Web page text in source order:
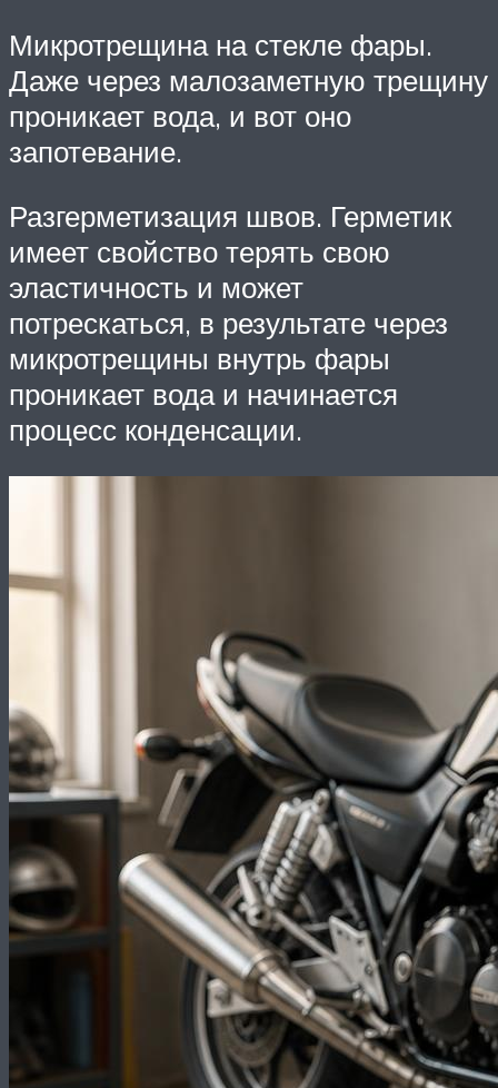
Микротрещина на стекле фары.
Даже через малозаметную трещину
проникает вода, и вот оно
запотевание.
Разгерметизация швов. Герметик
имеет свойство терять свою
эластичность и может
потрескаться, в результате через
микротрещины внутрь фары
проникает вода и начинается
процесс конденсации.